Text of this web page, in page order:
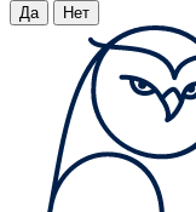
Да Нет